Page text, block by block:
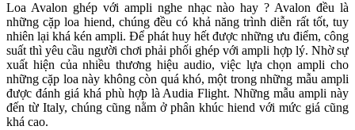
Loa Avalon ghép với ampli nghe nhạc nào hay ? Avalon đều là
những cặp loa hiend, chúng đều có khả năng trình diễn rất tốt, tuy
nhiên lại khá kén ampli. Để phát huy hết được những ưu điểm, công
suất thì yêu cầu người chơi phải phối ghép với ampli hợp lý. Nhờ sự
xuất hiện của nhiều thương hiệu audio, việc lựa chọn ampli cho
những cặp loa này không còn quá khó, một trong những mẫu ampli
được đánh giá khá phù hợp là Audia Flight. Những mẫu ampli này
đến từ Italy, chúng cũng nằm ở phân khúc hiend với mức giá cũng
khá cao.